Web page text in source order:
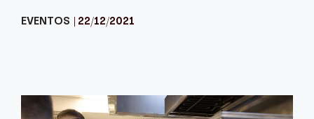
EVENTOS | 22/12/2021